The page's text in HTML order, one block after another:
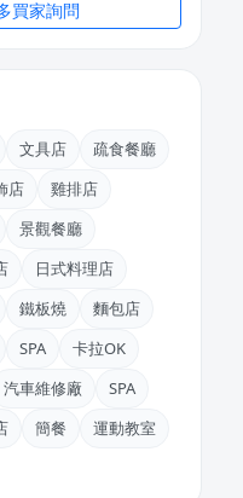
元以下
元以下
~30萬元
買家詢問
文具店
疏食餐廳
店
雞排店
景觀餐廳
日式料理店
鐵板燒
麵包店
SPA
卡拉OK
汽車維修廠
SPA
簡餐
運動教室